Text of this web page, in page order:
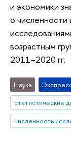
и экономики
о численности
возрастным
2011–2020 гг.
Наука
статистические
численность